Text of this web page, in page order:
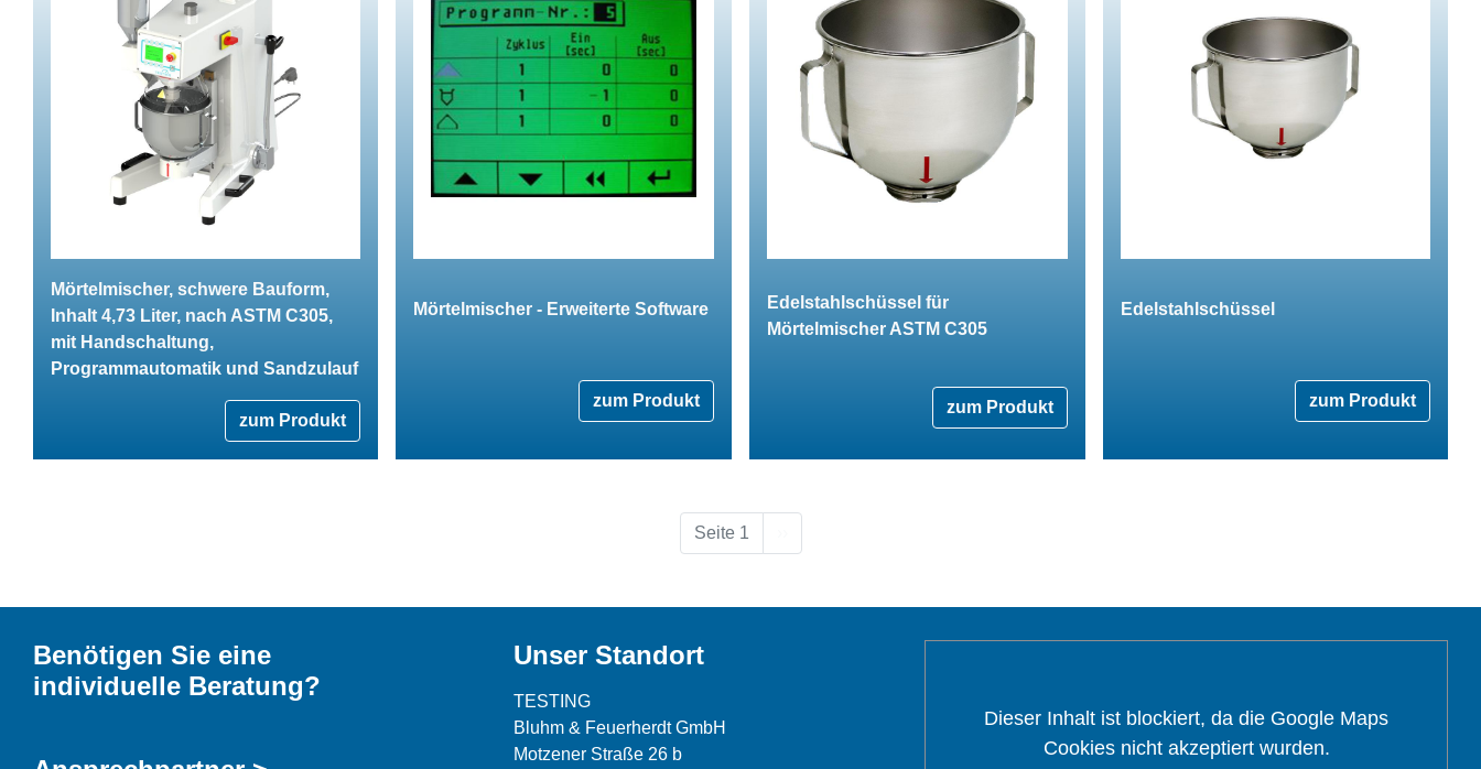
Mörtelmischer, schwere Bauform,
Inhalt 4,73 Liter, nach ASTM C305,
mit Handschaltung,
Programmautomatik und Sandzulauf
zum Produkt
Mörtelmischer - Erweiterte Software
zum Produkt
Edelstahlschüssel für
Mörtelmischer ASTM C305
zum Produkt
Edelstahlschüssel
zum Produkt
Seite 1
Benötigen Sie eine
individuelle Beratung?
Unser Standort
TESTING
Bluhm & Feuerherdt GmbH
Motzener Straße 26 b
Dieser Inhalt ist blockiert, da die Google Maps
Cookies nicht akzeptiert wurden.